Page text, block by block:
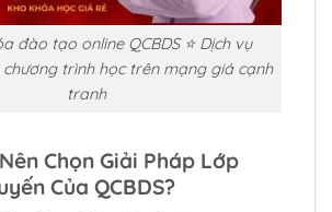
đào tạo online QCBDS ⭐ Dịch vụ
chương trình học trên mạng giá cạnh
tranh
Chọn Giải Pháp Lớp
Của QCBDS?